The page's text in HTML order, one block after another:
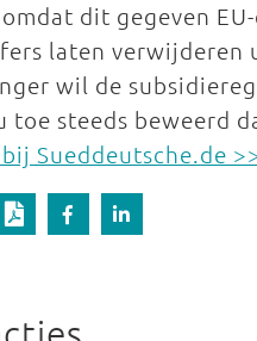
dit gegeven
laten verwijderen
wil de
toe steeds beweerd
Sueddeutsche.de